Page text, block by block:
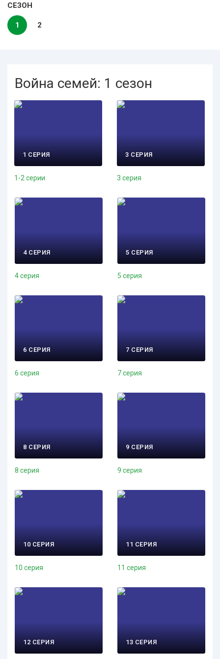
СЕЗОН
1 2
Война семей: 1 сезон
1 СЕРИЯ
1-2 серии
3 СЕРИЯ
3 серия
4 СЕРИЯ
4 серия
5 СЕРИЯ
5 серия
6 СЕРИЯ
6 серия
7 СЕРИЯ
7 серия
8 СЕРИЯ
8 серия
9 СЕРИЯ
9 серия
10 СЕРИЯ
10 серия
11 СЕРИЯ
11 серия
12 СЕРИЯ 13 СЕРИЯ